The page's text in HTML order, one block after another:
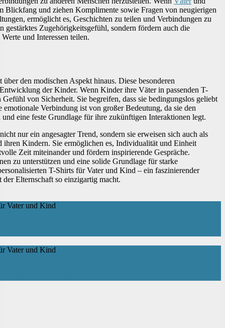
und ziehen Komplimente sowie Fragen von neugierigen
ermöglicht es, Geschichten zu teilen und Verbindungen zu
Zugehörigkeitsgefühl, sondern fördern auch die
und Interessen teilen.
den modischen Aspekt hinaus. Diese besonderen
der Kinder. Wenn Kinder ihre Väter in passenden T-
von Sicherheit. Sie begreifen, dass sie bedingungslos geliebt
Verbindung ist von großer Bedeutung, da sie den
eine feste Grundlage für ihre zukünftigen Interaktionen legt.
nur ein angesagter Trend, sondern sie erweisen sich auch als
ihren Kindern. Sie ermöglichen es, Individualität und Einheit
Zeit miteinander und fördern inspirierende Gespräche.
zu unterstützen und eine solide Grundlage für starke
T-Shirts für Vater und Kind – ein faszinierender
Elternschaft so einzigartig macht.